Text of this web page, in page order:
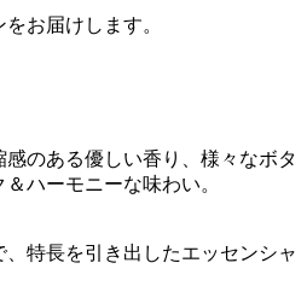
お届けします。
のある優しい香り、様々なボタ
ハーモニーな味わい。
特長を引き出したエッセンシャ